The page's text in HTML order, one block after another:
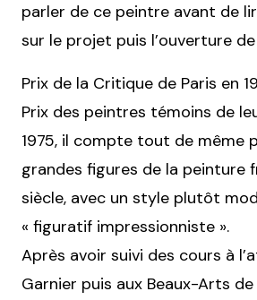
parler de ce peintre avant de
sur le projet puis l’ouverture
Prix de la Critique de Paris en
Prix des peintres témoins de
1975, il compte tout de même
grandes figures de la peinture
siècle, avec un style plutôt
« figuratif impressionniste ».
Après avoir suivi des cours à
Garnier puis aux Beaux-Arts de